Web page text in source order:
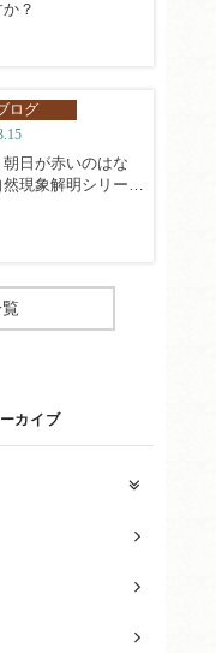
？
ログ
朝日が赤いのはな
現象解明シリーズ
カイブ